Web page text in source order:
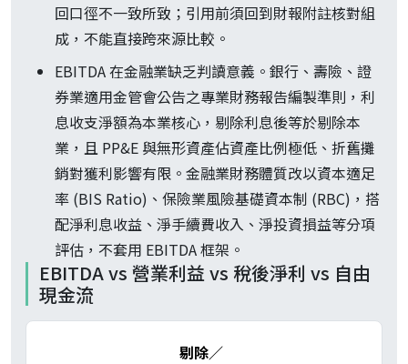
回口徑不一致所致；引用前須回到財報附註核對組
成，不能直接跨來源比較。
EBITDA 在金融業缺乏判讀意義。銀行、壽險、證
券業適用金管會公告之專業財務報告編製準則，利
息收支淨額為本業核心，剔除利息後等於剔除本
業，且 PP&E 與無形資產佔資產比例極低、折舊攤
銷對獲利影響有限。金融業財務體質改以資本適足
率 (BIS Ratio)、保險業風險基礎資本制 (RBC)，搭
配淨利息收益、淨手續費收入、淨投資損益等分項
評估，不套用 EBITDA 框架。
EBITDA vs 營業利益 vs 稅後淨利 vs 自由
現金流
剔除／